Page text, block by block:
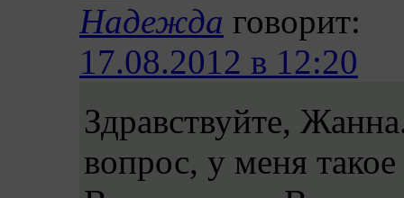
Надежда говорит:
17.08.2012 в 12:20
Здравствуйте,
вопрос, у меня